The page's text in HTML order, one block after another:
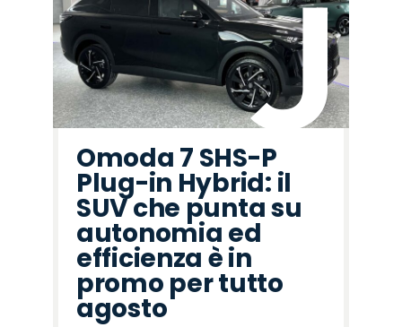
Omoda 7 SHS-P
Plug-in Hybrid: il
SUV che punta su
autonomia ed
efficienza è in
promo per tutto
agosto